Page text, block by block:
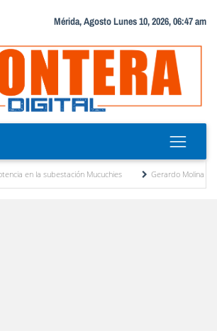
Mérida, Agosto Lunes 10, 2026, 06:47 am
la subestación Mucuchies
Gerardo Molina: “El